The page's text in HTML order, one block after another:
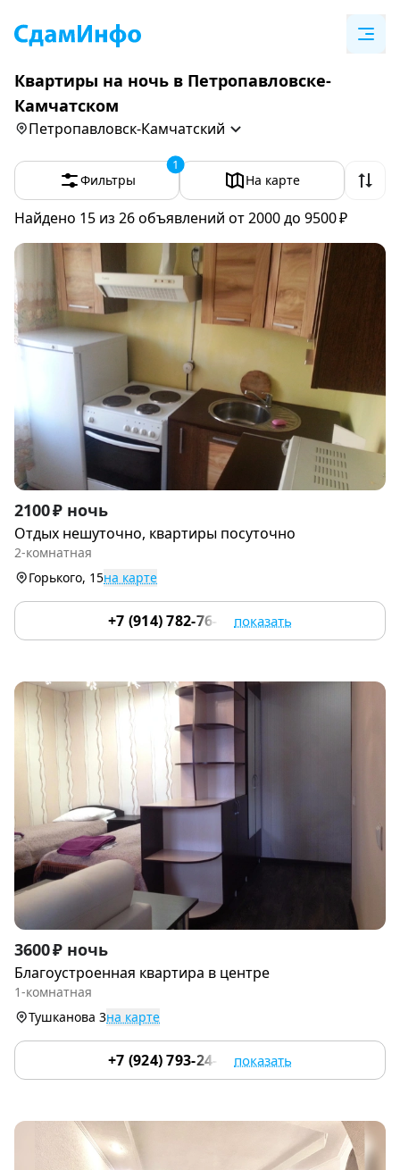
Квартиры на ночь в Петропавловске-
Камчатском
Петропавловск-Камчатский
Фильтры
1
На карте
Найдено 15 из 26 объявлений от 2000 до 9500 ₽
Item
1
of
2100 ₽ ночь
Отдых нешуточно, квартиры посуточно
2-комнатная
Горького, 15на карте
+7 (914) 782-76-01 показать
Item
1
of
9
3600 ₽ ночь
Благоустроенная квартира в центре
1-комнатная
Тушканова 3на карте
+7 (924) 793-24-24 показать